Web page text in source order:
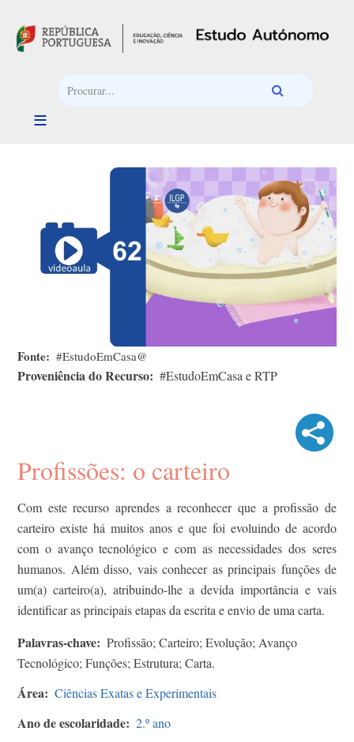
Fonte #EstudoEmCasa@
Proveniência do Recurso #EstudoEmCasa e RTP
Profissões: o carteiro
Com este recurso aprendes a reconhecer que a profissão de
carteiro existe há muitos anos e que foi evoluindo de acordo
com o avanço tecnológico e com as necessidades dos seres
humanos. Além disso, vais conhecer as principais funções de
um(a) carteiro(a), atribuindo-lhe a devida importância e vais
identificar as principais etapas da escrita e envio de uma carta.
Palavras-chave
Profissão; Carteiro; Evolução; Avanço
Tecnológico; Funções; Estrutura; Carta.
Área Ciências Exatas e Experimentais
Ano de escolaridade 2.º ano